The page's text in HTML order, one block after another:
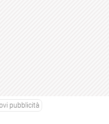
pubblicità